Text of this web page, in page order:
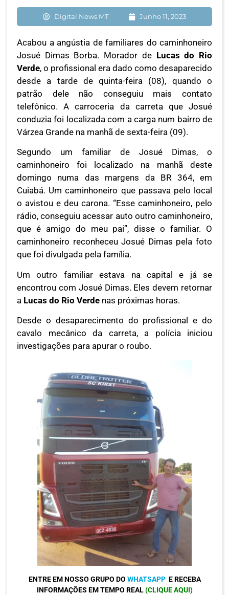
Digital News MT Junho 11, 2023
Acabou a angústia de familiares do caminhoneiro
Josué Dimas Borba. Morador de Lucas do Rio
Verde, o profissional era dado como desaparecido
desde a tarde de quinta-feira (08), quando o
patrão dele não conseguiu mais contato
telefônico. A carroceria da carreta que Josué
conduzia foi localizada com a carga num bairro de
Várzea Grande na manhã de sexta-feira (09).
Segundo um familiar de Josué Dimas, o
caminhoneiro foi localizado na manhã deste
domingo numa das margens da BR 364, em
Cuiabá. Um caminhoneiro que passava pelo local
o avistou e deu carona. “Esse caminhoneiro, pelo
rádio, conseguiu acessar auto outro caminhoneiro,
que é amigo do meu pai”, disse o familiar. O
caminhoneiro reconheceu Josué Dimas pela foto
que foi divulgada pela família.
Um outro familiar estava na capital e já se
encontrou com Josué Dimas. Eles devem retornar
a Lucas do Rio Verde nas próximas horas.
Desde o desaparecimento do profissional e do
cavalo mecânico da carreta, a polícia iniciou
investigações para apurar o roubo.
ENTRE EM NOSSO GRUPO DO WHATSAPP E RECEBA
INFORMAÇÕES EM TEMPO REAL(CLIQUE AQUI)